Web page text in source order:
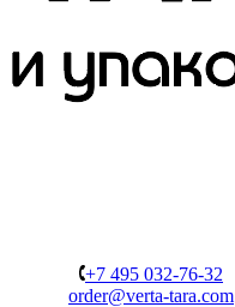
+7 495 032-76-32
order@verta-tara.com